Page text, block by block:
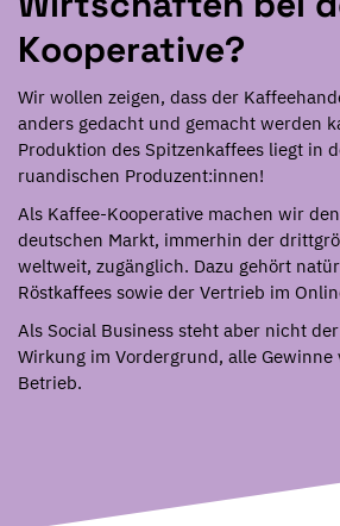
Kooperative?
Wir wollen zeigen, dass der
anders gedacht und gemacht werden
Produktion des Spitzenkaffees liegt in
ruandischen Produzent:innen!
Als Kaffee-Kooperative machen wir
deutschen Markt, immerhin der
weltweit, zugänglich. Dazu gehört
Röstkaffees sowie der Vertrieb im
Als Social Business steht aber nicht
Wirkung im Vordergrund, alle Gewinne
Betrieb.⁠